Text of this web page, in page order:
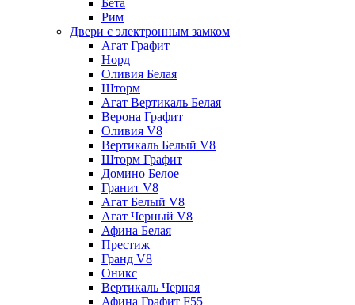
Рим
Двери с электронным замком
Агат Графит
Норд
Оливия Белая
Шторм
Агат Вертикаль Белая
Верона Графит
Оливия V8
Вертикаль Белый V8
Шторм Графит
Домино Белое
Гранит V8
Агат Белый V8
Агат Черный V8
Афина Белая
Престиж
Гранд V8
Оникс
Вертикаль Черная
Афина Графит F55